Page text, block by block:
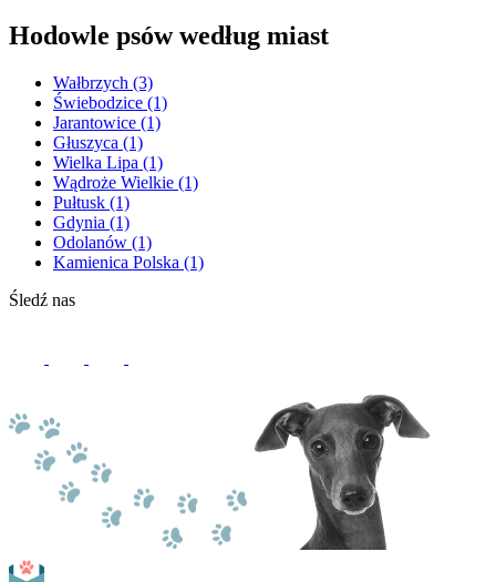
Hodowle psów według miast
Wałbrzych (3)
Świebodzice (1)
Jarantowice (1)
Głuszyca (1)
Wielka Lipa (1)
Wądroże Wielkie (1)
Pułtusk (1)
Gdynia (1)
Odolanów (1)
Kamienica Polska (1)
Śledź nas